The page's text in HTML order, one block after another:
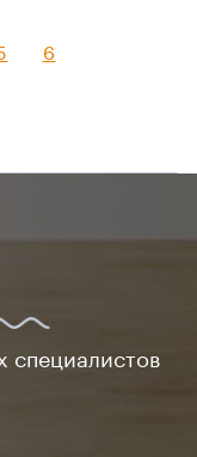
6
специалистов